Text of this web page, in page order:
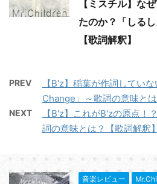
【ミスチル】な
たのか？「しる
【歌詞解釈】
PREV
【B'z】稲葉が作詞してい
Change」～歌詞の意味とは
NEXT
【B'z】これがB'zの原点
詞の意味とは？【歌詞解釈】
音楽レビュー